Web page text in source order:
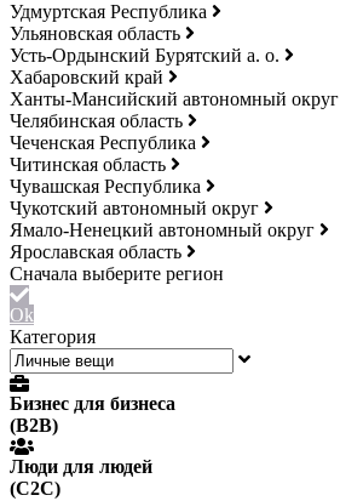
Удмуртская Республика
Ульяновская область
Усть-Ордынский Бурятский а. о.
Хабаровский край
Ханты-Мансийский автономный округ
Челябинская область
Чеченская Республика
Читинская область
Чувашская Республика
Чукотский автономный округ
Ямало-Ненецкий автономный округ
Ярославская область
Ok
Категория
Бизнес для бизнеса
(B2B)
Люди для людей
(С2С)